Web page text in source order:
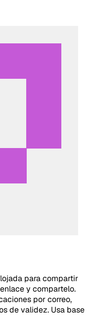
para compartir
y compartelo.
por correo,
de validez. Usa base